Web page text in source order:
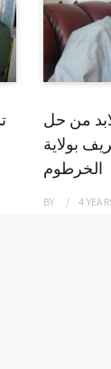
من حل
بولاية
الخرطوم
BY 4